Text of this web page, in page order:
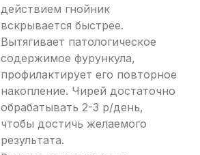
действием гнойник
вскрывается быстрее.
Вытягивает патологическое
содержимое фурункула,
профилактирует его повторное
накопление. Чирей достаточно
обрабатывать 2-3 р/день,
чтобы достичь желаемого
результата.